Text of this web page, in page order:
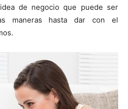
de negocio que puede ser
maneras hasta dar con el